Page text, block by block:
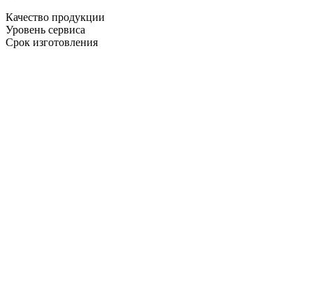
Качество продукции
Уровень сервиса
Срок изготовления